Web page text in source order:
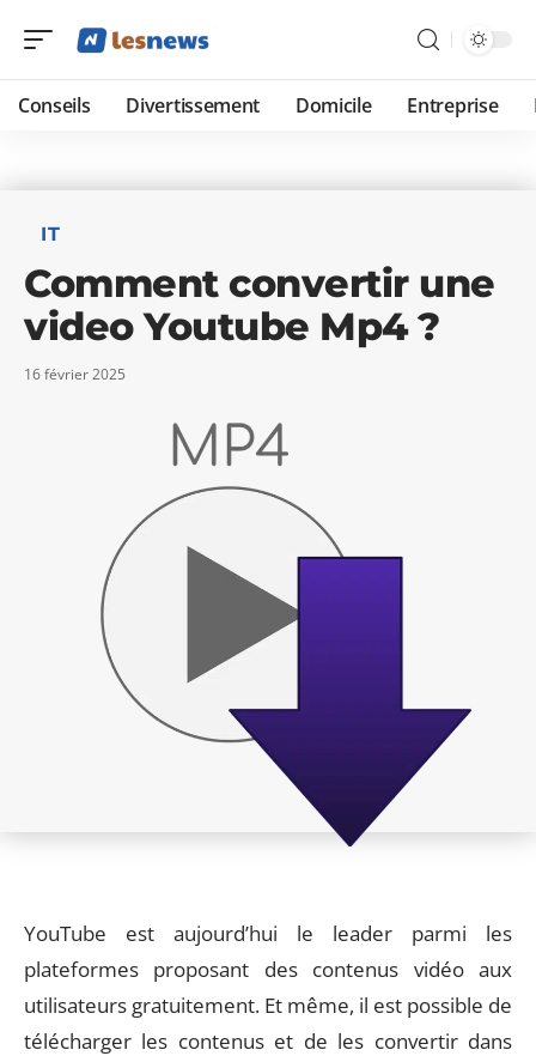
Conseils Divertissement Domicile Entreprise
IT
Comment convertir une
video Youtube Mp4 ?
16 février 2025
YouTube est aujourd’hui le leader parmi les
plateformes proposant des contenus vidéo aux
utilisateurs gratuitement. Et même, il est possible de
télécharger les contenus et de les convertir dans